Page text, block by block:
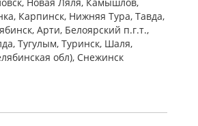
Карпинск, Нижняя Тура, Тавда,
Арти, Белоярский п.г.т.,
Тугулым, Туринск, Шаля,
обл), Снежинск